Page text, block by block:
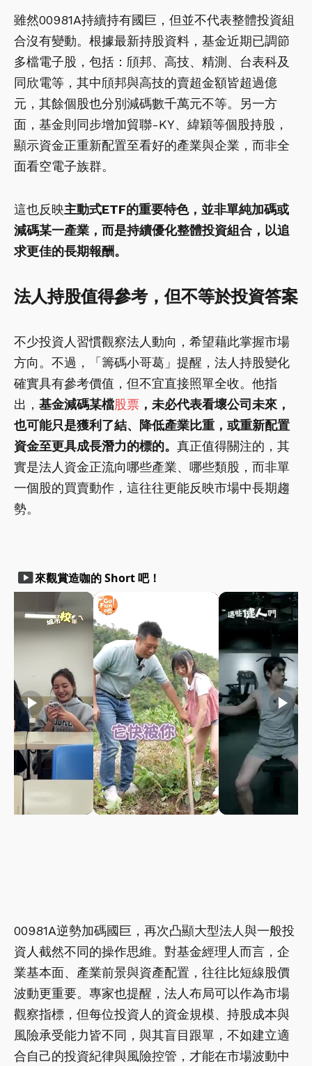
雖然00981A持續持有國巨，但並不代表整體投資組
合沒有變動。根據最新持股資料，基金近期已調節
多檔電子股，包括：頎邦、高技、精測、台表科及
同欣電等，其中頎邦與高技的賣超金額皆超過億
元，其餘個股也分別減碼數千萬元不等。另一方
面，基金則同步增加貿聯-KY、緯穎等個股持股，
顯示資金正重新配置至看好的產業與企業，而非全
面看空電子族群。
這也反映主動式ETF的重要特色，並非單純加碼或
減碼某一產業，而是持續優化整體投資組合，以追
求更佳的長期報酬。
法人持股值得參考，但不等於投資答案
不少投資人習慣觀察法人動向，希望藉此掌握市場
方向。不過，「籌碼小哥葛」提醒，法人持股變化
確實具有參考價值，但不宜直接照單全收。他指
出， 基金減碼某檔股票 ，未必代表看壞公司未來，
也可能只是獲利了結、降低產業比重，或重新配置
資金至更具成長潛力的標的。 真正值得關注的，其
實是法人資金正流向哪些產業、哪些類股，而非單
一個股的買賣動作，這往往更能反映市場中長期趨
勢。
smart_display來觀賞造咖的 Short 吧！
play_arrow play_arrow play_arrow
00981A逆勢加碼國巨，再次凸顯大型法人與一般投
資人截然不同的操作思維。對基金經理人而言，企
業基本面、產業前景與資產配置，往往比短線股價
波動更重要。專家也提醒，法人布局可以作為市場
觀察指標，但每位投資人的資金規模、持股成本與
風險承受能力皆不同，與其盲目跟單，不如建立適
合自己的投資紀律與風險控管，才能在市場波動中